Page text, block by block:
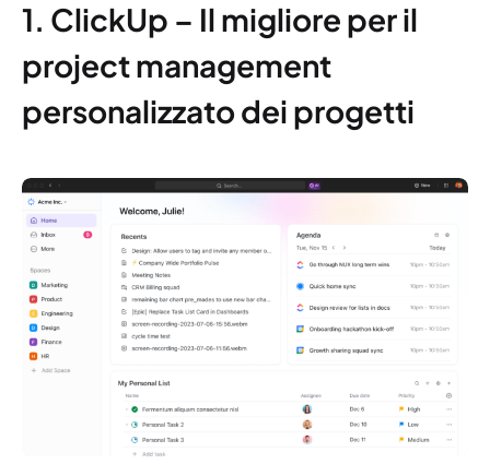
1. ClickUp – Il migliore per il
project management
personalizzato dei progetti